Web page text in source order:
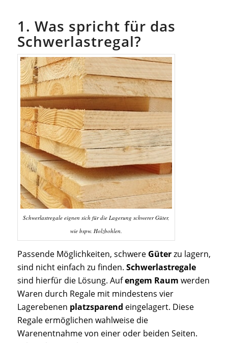
1. Was spricht für das
Schwerlastregal?
Schwerlastregale eignen sich für die Lagerung schwerer Güter,
wie bspw. Holzbohlen.
Passende Möglichkeiten, schwere Güterzu lagern,
sind nicht einfach zu finden. Schwerlastregale
sind hierfür die Lösung. Aufengem Raum werden
Waren durch Regale mit mindestens vier
Lagerebenen platzsparend eingelagert. Diese
Regale ermöglichen wahlweise die
Warenentnahme von einer oder beiden Seiten.